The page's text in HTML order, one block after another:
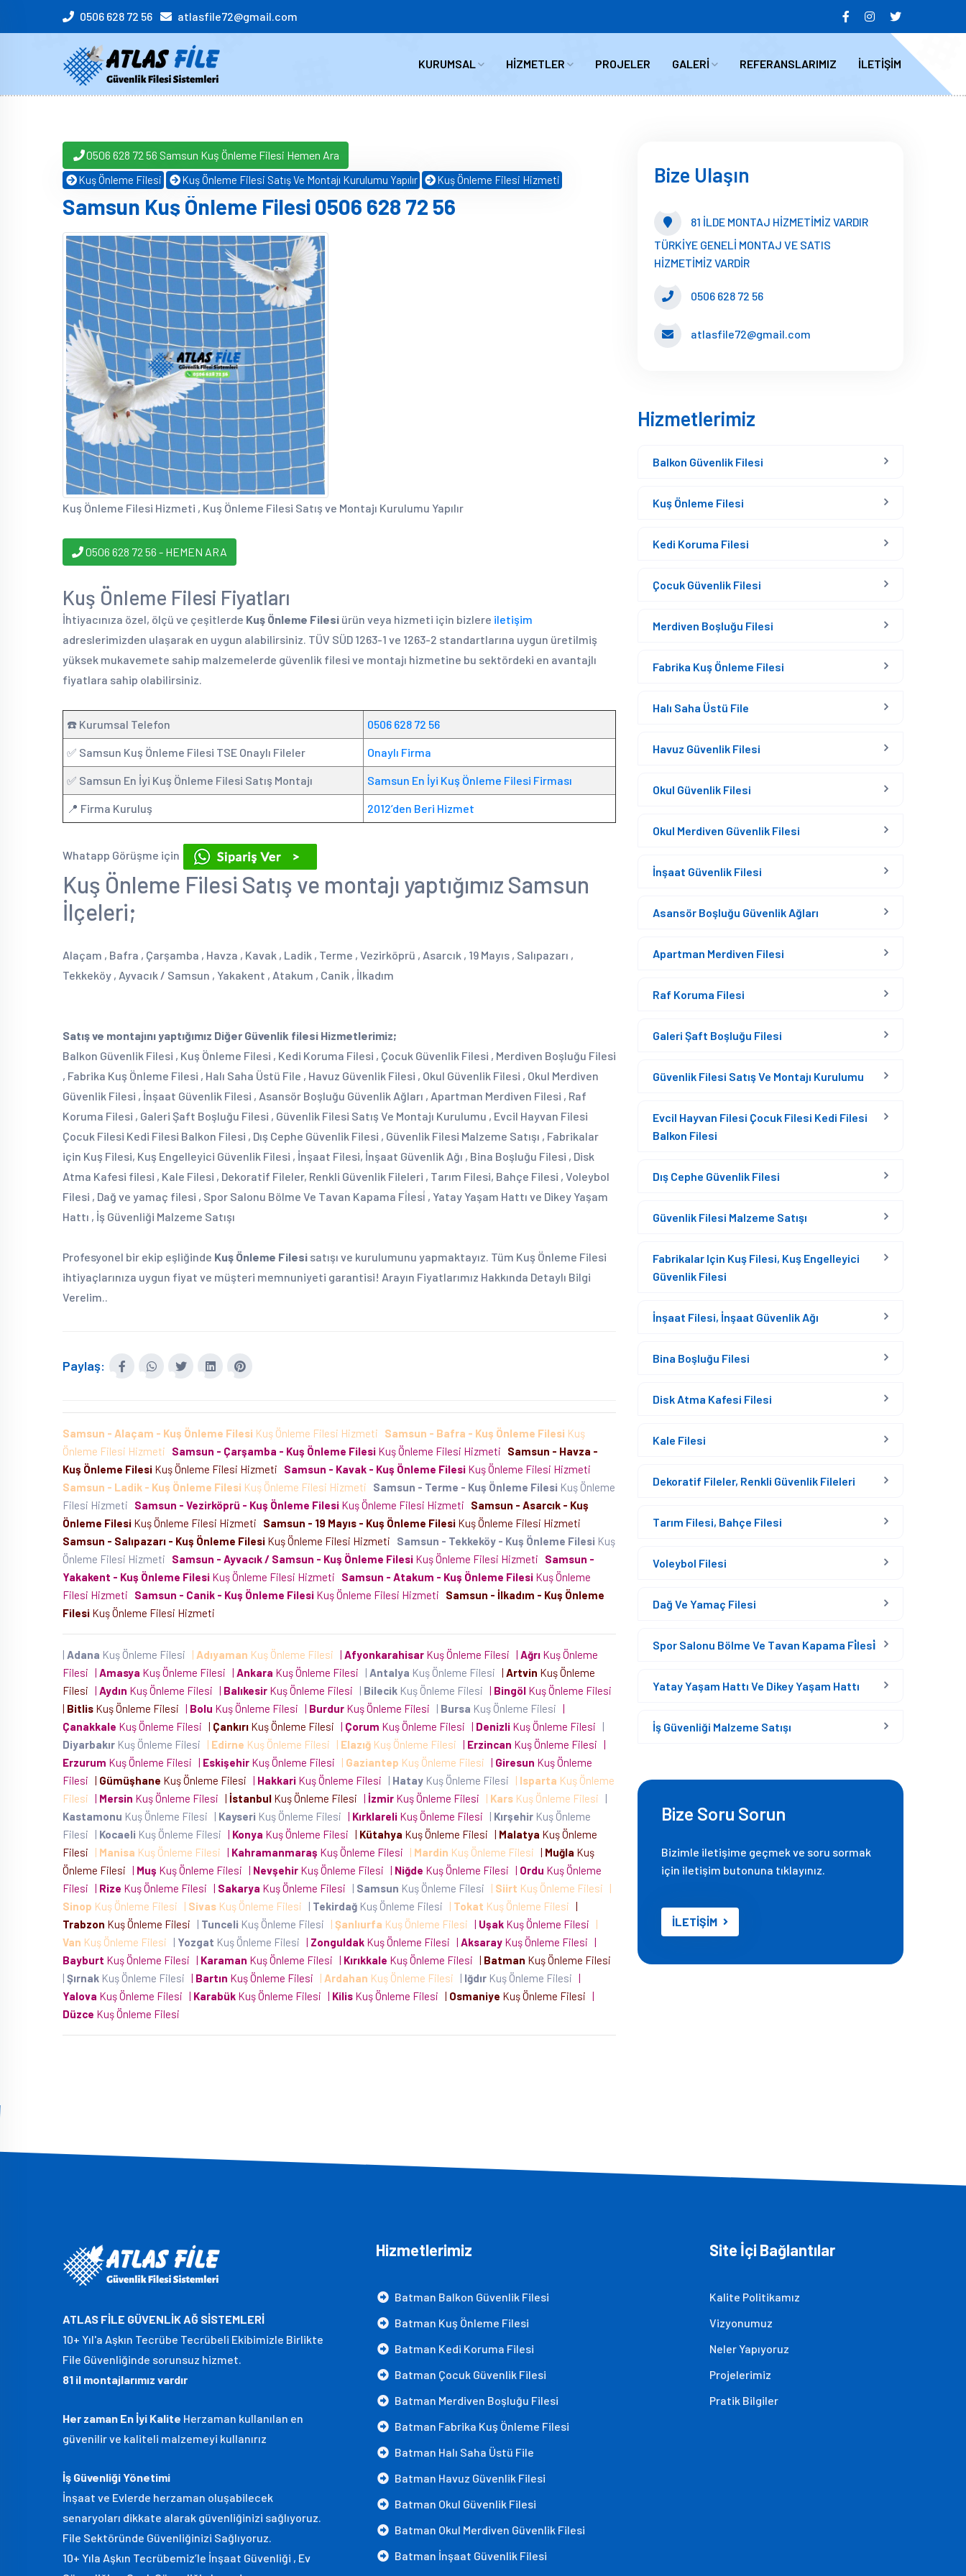
0506 628 72 56 atlasfile72@gmail.com
KURUMSAL HİZMETLER PROJELER GALERİ REFERANSLARIMIZ İLETİŞİM
0506 628 72 56 Samsun Kuş Önleme Filesi Hemen Ara
Kuş Önleme Filesi Kuş Önleme Filesi Satış Ve Montajı Kurulumu Yapılır Kuş Önleme Filesi Hizmeti
Samsun Kuş Önleme Filesi 0506 628 72 56
Kuş Önleme Filesi Hizmeti , Kuş Önleme Filesi Satış ve Montajı Kurulumu Yapılır
0506 628 72 56 - HEMEN ARA
Kuş Önleme Filesi Fiyatları
İhtiyacınıza özel, ölçü ve çeşitlerde Kuş Önleme Filesi ürün veya hizmeti için bizlere iletişim
adreslerimizden ulaşarak en uygun alabilirsiniz. TÜV SÜD 1263-1 ve 1263-2 standartlarına uygun üretilmiş
yüksek mukavemete sahip malzemelerde güvenlik filesi ve montajı hizmetine bu sektördeki en avantajlı
fiyatlara sahip olabilirsiniz.
☎️ Kurumsal Telefon 0506 628 72 56
✅ Samsun Kuş Önleme Filesi TSE Onaylı Fileler Onaylı Firma
✅ Samsun En İyi Kuş Önleme Filesi Satış Montajı Samsun En İyi Kuş Önleme Filesi Firması
📍 Firma Kuruluş 2012’den Beri Hizmet
Whatapp Görüşme için
Kuş Önleme Filesi Satış ve montajı yaptığımız Samsun
İlçeleri;
Alaçam , Bafra , Çarşamba , Havza , Kavak , Ladik , Terme , Vezirköprü , Asarcık , 19 Mayıs , Salıpazarı ,
Tekkeköy , Ayvacık / Samsun , Yakakent , Atakum , Canik , İlkadım
Satış ve montajını yaptığımız Diğer Güvenlik filesi Hizmetlerimiz;
Balkon Güvenlik Filesi , Kuş Önleme Filesi , Kedi Koruma Filesi , Çocuk Güvenlik Filesi , Merdiven Boşluğu Filesi
, Fabrika Kuş Önleme Filesi , Halı Saha Üstü File , Havuz Güvenlik Filesi , Okul Güvenlik Filesi , Okul Merdiven
Güvenlik Filesi , İnşaat Güvenlik Filesi , Asansör Boşluğu Güvenlik Ağları , Apartman Merdiven Filesi , Raf
Koruma Filesi , Galeri Şaft Boşluğu Filesi , Güvenlik Filesi Satış Ve Montajı Kurulumu , Evcil Hayvan Filesi
Çocuk Filesi Kedi Filesi Balkon Filesi , Dış Cephe Güvenlik Filesi , Güvenlik Filesi Malzeme Satışı , Fabrikalar
için Kuş Filesi, Kuş Engelleyici Güvenlik Filesi , İnşaat Filesi, İnşaat Güvenlik Ağı , Bina Boşluğu Filesi , Disk
Atma Kafesi filesi , Kale Filesi , Dekoratif Fileler, Renkli Güvenlik Fileleri , Tarım Filesi, Bahçe Filesi , Voleybol
Filesi , Dağ ve yamaç filesi , Spor Salonu Bölme Ve Tavan Kapama Fi̇lesi̇ , Yatay Yaşam Hattı ve Dikey Yaşam
Hattı , İş Güvenliği Malzeme Satışı
Profesyonel bir ekip eşliğinde Kuş Önleme Filesi satışı ve kurulumunu yapmaktayız. Tüm Kuş Önleme Filesi
ihtiyaçlarınıza uygun fiyat ve müşteri memnuniyeti garantisi! Arayın Fiyatlarımız Hakkında Detaylı Bilgi
Verelim..
Paylaş:
Samsun - Alaçam - Kuş Önleme Filesi Kuş Önleme Filesi Hizmeti Samsun - Bafra - Kuş Önleme Filesi Kuş
Önleme Filesi Hizmeti
Samsun - Çarşamba - Kuş Önleme Filesi Kuş Önleme Filesi Hizmeti
Samsun - Havza -
Kuş Önleme Filesi Kuş Önleme Filesi Hizmeti Samsun - Kavak - Kuş Önleme Filesi Kuş Önleme Filesi Hizmeti
Samsun - Ladik - Kuş Önleme Filesi Kuş Önleme Filesi Hizmeti Samsun - Terme - Kuş Önleme Filesi Kuş Önleme
Filesi Hizmeti
Samsun - Vezirköprü - Kuş Önleme Filesi Kuş Önleme Filesi Hizmeti
Samsun - Asarcık - Kuş
Önleme Filesi Kuş Önleme Filesi Hizmeti Samsun - 19 Mayıs - Kuş Önleme Filesi Kuş Önleme Filesi Hizmeti
Samsun - Salıpazarı - Kuş Önleme Filesi Kuş Önleme Filesi Hizmeti Samsun - Tekkeköy - Kuş Önleme Filesi Kuş
Önleme Filesi Hizmeti
Samsun - Ayvacık / Samsun - Kuş Önleme Filesi Kuş Önleme Filesi Hizmeti
Samsun -
Yakakent - Kuş Önleme Filesi Kuş Önleme Filesi Hizmeti Samsun - Atakum - Kuş Önleme Filesi Kuş Önleme
Filesi Hizmeti
Samsun - Canik - Kuş Önleme Filesi Kuş Önleme Filesi Hizmeti
Samsun - İlkadım - Kuş Önleme
Filesi Kuş Önleme Filesi Hizmeti
| Adana Kuş Önleme Filesi | Adıyaman Kuş Önleme Filesi | Afyonkarahisar Kuş Önleme Filesi | Ağrı Kuş Önleme
Filesi | Amasya Kuş Önleme Filesi | Ankara Kuş Önleme Filesi | Antalya Kuş Önleme Filesi | Artvin Kuş Önleme
Filesi | Aydın Kuş Önleme Filesi | Balıkesir Kuş Önleme Filesi | Bilecik Kuş Önleme Filesi | Bingöl Kuş Önleme Filesi
| Bitlis Kuş Önleme Filesi | Bolu Kuş Önleme Filesi | Burdur Kuş Önleme Filesi | Bursa Kuş Önleme Filesi |
Çanakkale Kuş Önleme Filesi | Çankırı Kuş Önleme Filesi | Çorum Kuş Önleme Filesi | Denizli Kuş Önleme Filesi
|
Diyarbakır Kuş Önleme Filesi | Edirne Kuş Önleme Filesi | Elazığ Kuş Önleme Filesi | Erzincan Kuş Önleme Filesi |
Erzurum Kuş Önleme Filesi | Eskişehir Kuş Önleme Filesi | Gaziantep Kuş Önleme Filesi | Giresun Kuş Önleme
Filesi | Gümüşhane Kuş Önleme Filesi | Hakkari Kuş Önleme Filesi | Hatay Kuş Önleme Filesi | Isparta Kuş Önleme
Filesi | Mersin Kuş Önleme Filesi | İstanbul Kuş Önleme Filesi | İzmir Kuş Önleme Filesi | Kars Kuş Önleme Filesi
|
Kastamonu Kuş Önleme Filesi | Kayseri Kuş Önleme Filesi | Kırklareli Kuş Önleme Filesi | Kırşehir Kuş Önleme
Filesi
| Kocaeli Kuş Önleme Filesi | Konya Kuş Önleme Filesi | Kütahya Kuş Önleme Filesi | Malatya Kuş Önleme
Filesi
| Manisa Kuş Önleme Filesi | Kahramanmaraş Kuş Önleme Filesi | Mardin Kuş Önleme Filesi | Muğla Kuş
Önleme Filesi | Muş Kuş Önleme Filesi | Nevşehir Kuş Önleme Filesi | Niğde Kuş Önleme Filesi | Ordu Kuş Önleme
Filesi | Rize Kuş Önleme Filesi | Sakarya Kuş Önleme Filesi | Samsun Kuş Önleme Filesi | Siirt Kuş Önleme Filesi
|
Sinop Kuş Önleme Filesi | Sivas Kuş Önleme Filesi | Tekirdağ Kuş Önleme Filesi | Tokat Kuş Önleme Filesi |
Trabzon Kuş Önleme Filesi | Tunceli Kuş Önleme Filesi | Şanlıurfa Kuş Önleme Filesi | Uşak Kuş Önleme Filesi
|
Van Kuş Önleme Filesi | Yozgat Kuş Önleme Filesi | Zonguldak Kuş Önleme Filesi | Aksaray Kuş Önleme Filesi |
Bayburt Kuş Önleme Filesi | Karaman Kuş Önleme Filesi | Kırıkkale Kuş Önleme Filesi | Batman Kuş Önleme Filesi
| Şırnak Kuş Önleme Filesi | Bartın Kuş Önleme Filesi | Ardahan Kuş Önleme Filesi | Iğdır Kuş Önleme Filesi |
Yalova Kuş Önleme Filesi | Karabük Kuş Önleme Filesi | Kilis Kuş Önleme Filesi | Osmaniye Kuş Önleme Filesi |
Düzce Kuş Önleme Filesi
Bize Ulaşın
81 İLDE MONTAJ HİZMETİMİZ VARDIR
TÜRKİYE GENELİ MONTAJ VE SATIS
HİZMETİMİZ VARDİR
0506 628 72 56
atlasfile72@gmail.com
Hizmetlerimiz
Balkon Güvenlik Filesi
Kuş Önleme Filesi
Kedi Koruma Filesi
Çocuk Güvenlik Filesi
Merdiven Boşluğu Filesi
Fabrika Kuş Önleme Filesi
Halı Saha Üstü File
Havuz Güvenlik Filesi
Okul Güvenlik Filesi
Okul Merdiven Güvenlik Filesi
İnşaat Güvenlik Filesi
Asansör Boşluğu Güvenlik Ağları
Apartman Merdiven Filesi
Raf Koruma Filesi
Galeri Şaft Boşluğu Filesi
Güvenlik Filesi Satış Ve Montajı Kurulumu
Evcil Hayvan Filesi Çocuk Filesi Kedi Filesi
Balkon Filesi
Dış Cephe Güvenlik Filesi
Güvenlik Filesi Malzeme Satışı
Fabrikalar Için Kuş Filesi, Kuş Engelleyici
Güvenlik Filesi
İnşaat Filesi, İnşaat Güvenlik Ağı
Bina Boşluğu Filesi
Disk Atma Kafesi Filesi
Kale Filesi
Dekoratif Fileler, Renkli Güvenlik Fileleri
Tarım Filesi, Bahçe Filesi
Voleybol Filesi
Dağ Ve Yamaç Filesi
Spor Salonu Bölme Ve Tavan Kapama Fi̇lesi̇
Yatay Yaşam Hattı Ve Dikey Yaşam Hattı
İş Güvenliği Malzeme Satışı
Bize Soru Sorun
Bizimle iletişime geçmek ve soru sormak
için iletişim butonuna tıklayınız.
İLETİŞİM
ATLAS FİLE GÜVENLİK AĞ SİSTEMLERİ
10+ Yıl'a Aşkın Tecrübe Tecrübeli Ekibimizle Birlikte
File Güvenliğinde sorunsuz hizmet.
81 il montajlarımız vardır
Her zaman En İyi Kalite Herzaman kullanılan en
güvenilir ve kaliteli malzemeyi kullanırız
İş Güvenliği Yönetimi
İnşaat ve Evlerde herzaman oluşabilecek
senaryoları dikkate alarak güvenliğinizi sağlıyoruz.
File Sektöründe Güvenliğinizi Sağlıyoruz.
10+ Yıla Aşkın Tecrübemiz’le İnşaat Güvenliği , Ev
Hizmetlerimiz
Batman Balkon Güvenlik Filesi
Batman Kuş Önleme Filesi
Batman Kedi Koruma Filesi
Batman Çocuk Güvenlik Filesi
Batman Merdiven Boşluğu Filesi
Batman Fabrika Kuş Önleme Filesi
Batman Halı Saha Üstü File
Batman Havuz Güvenlik Filesi
Batman Okul Güvenlik Filesi
Batman Okul Merdiven Güvenlik Filesi
Batman İnşaat Güvenlik Filesi
Site İçi Bağlantılar
Kalite Politikamız
Vizyonumuz
Neler Yapıyoruz
Projelerimiz
Pratik Bilgiler